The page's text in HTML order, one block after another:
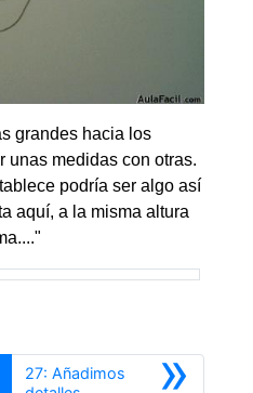
grandes hacia los
unas medidas con otras.
podría ser algo así
aquí, a la misma altura
»
27: Añadimos